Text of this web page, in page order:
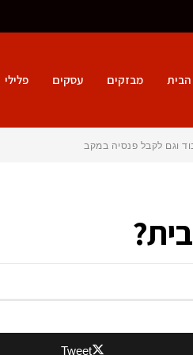
הבית מבזקים עסקים פלילי
לקבל פנסיה במקביל?
Tweet